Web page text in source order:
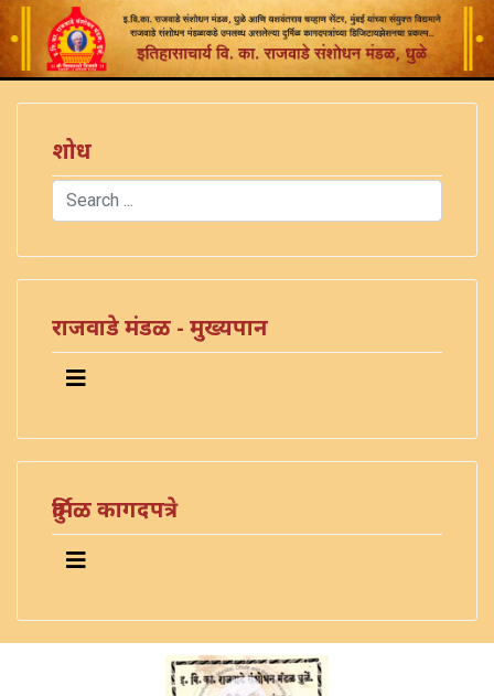
शोध
Search
राजवाडे मंडळ - मुख्यपान
दुर्मिळ कागदपत्रे